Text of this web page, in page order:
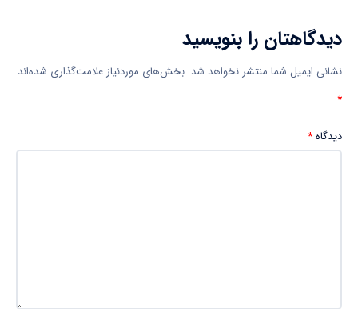
دیدگاهتان را بنویسید
نشانی ایمیل شما منتشر نخواهد شد. بخش‌های موردنیاز علامت‌گذاری شده‌اند
*
دیدگاه*